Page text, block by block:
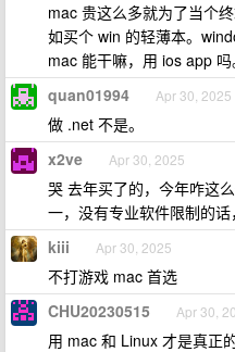
mac 贵这么多就为了当个
如买个 win 的轻薄本。
mac 能干嘛，用 ios app 吗
quan01994 Apr 30, 2025
做 .net 不是。
x2ve Apr 30, 2025
哭 去年买了的，今年咋这
一，没有专业软件限制的
kiii Apr 30, 2025
不打游戏 mac 首选
CHU20230515 Apr 30,
用 mac 和 Linux 才是真正